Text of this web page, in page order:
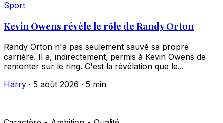
Sport
Kevin Owens révèle le rôle de Randy Orton
Randy Orton n'a pas seulement sauvé sa propre
carrière. Il a, indirectement, permis à Kevin Owens de
remonter sur le ring. C'est la révélation que le...
Harry · 5 août 2026 · 5 min